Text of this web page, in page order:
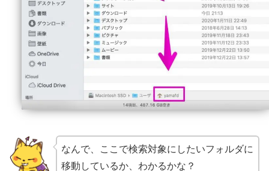
なんで、ここで検索対象にしたいフォルダに
移動しているか、わかるかな？